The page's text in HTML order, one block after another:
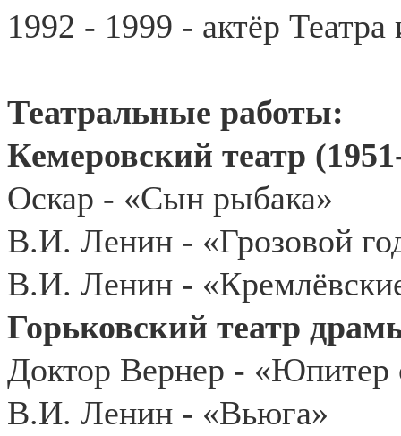
1992 - 1999 - актёр
Театральные работы:
Кемеровский театр
Оскар - «Сын рыбака»
В.И. Ленин - «Грозовой
В.И. Ленин -
Горьковский театр
Доктор Вернер - «Юпитер
В.И. Ленин - «Вьюга»